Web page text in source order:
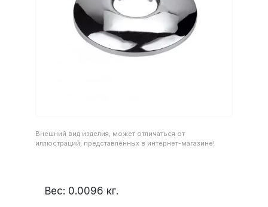
Внешний вид изделия, может отличаться от
иллюстраций, представленных в интернет-магазине!
Вес: 0.0096 кг.